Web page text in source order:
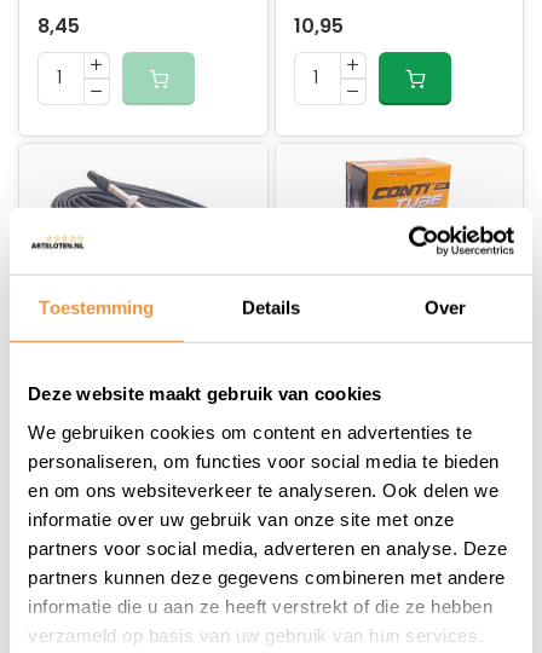
Toestemming Details Over
Deze website maakt gebruik van cookies
We gebruiken cookies om content en advertenties te
personaliseren, om functies voor social media te bieden
en om ons websiteverkeer te analyseren. Ook delen we
informatie over uw gebruik van onze site met onze
partners voor social media, adverteren en analyse. Deze
partners kunnen deze gegevens combineren met andere
informatie die u aan ze heeft verstrekt of die ze hebben
verzameld op basis van uw gebruik van hun services.
8,45 10,95
Binnenband
- 37/559 -> 47-590 -
SV42mm ventiel
Op voorraad
8,45
Binnenband
- 37/559 -> 47-590 -
DV40mm ventiel
Niet op voorraad
8,45